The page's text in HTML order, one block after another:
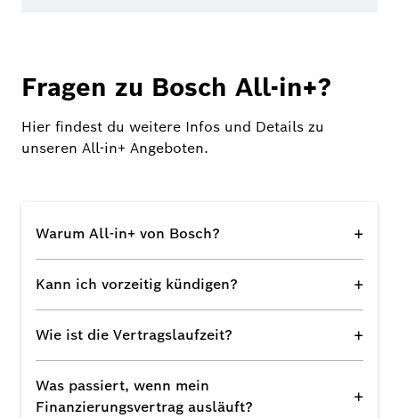
Fragen zu Bosch All-in+?
Hier findest du weitere Infos und Details zu
unseren All-in+ Angeboten.
Warum All-in+ von Bosch? +
Kann ich vorzeitig kündigen? +
Wie ist die Vertragslaufzeit? +
Was passiert, wenn mein
Finanzierungsvertrag ausläuft?
+